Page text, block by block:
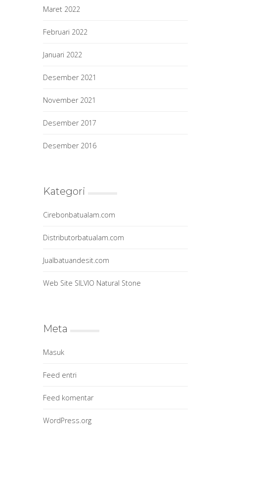
Maret 2022
Februari 2022
Januari 2022
Desember 2021
November 2021
Desember 2017
Desember 2016
Kategori
Cirebonbatualam.com
Distributorbatualam.com
Jualbatuandesit.com
Web Site SILVIO Natural Stone
Meta
Masuk
Feed entri
Feed komentar
WordPress.org